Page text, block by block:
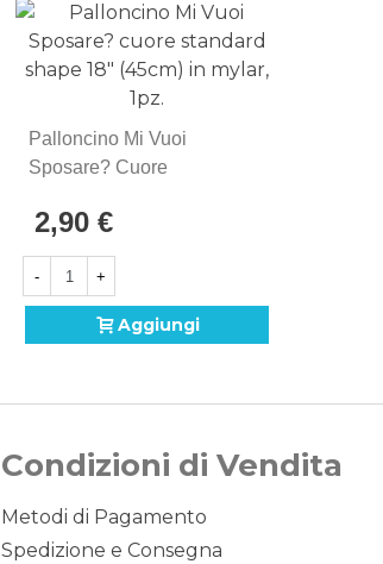
Palloncino Mi Vuoi
Sposare? Cuore
(45cm) In Mylar, 1pz.
2,90 €
- +
Aggiungi
Condizioni di Vendita
Metodi di Pagamento
Spedizione e Consegna